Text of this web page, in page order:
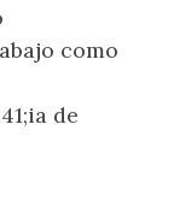
como
de